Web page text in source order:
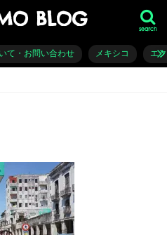
BLOG search
て・お問い合わせ メキシコ エ